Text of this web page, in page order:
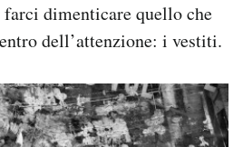
dimenticare quello che
dell’attenzione: i vestiti.